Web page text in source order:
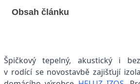
Obsah článku
Špičkový tepelný, akustický i
v rodící se novostavbě zajišťují